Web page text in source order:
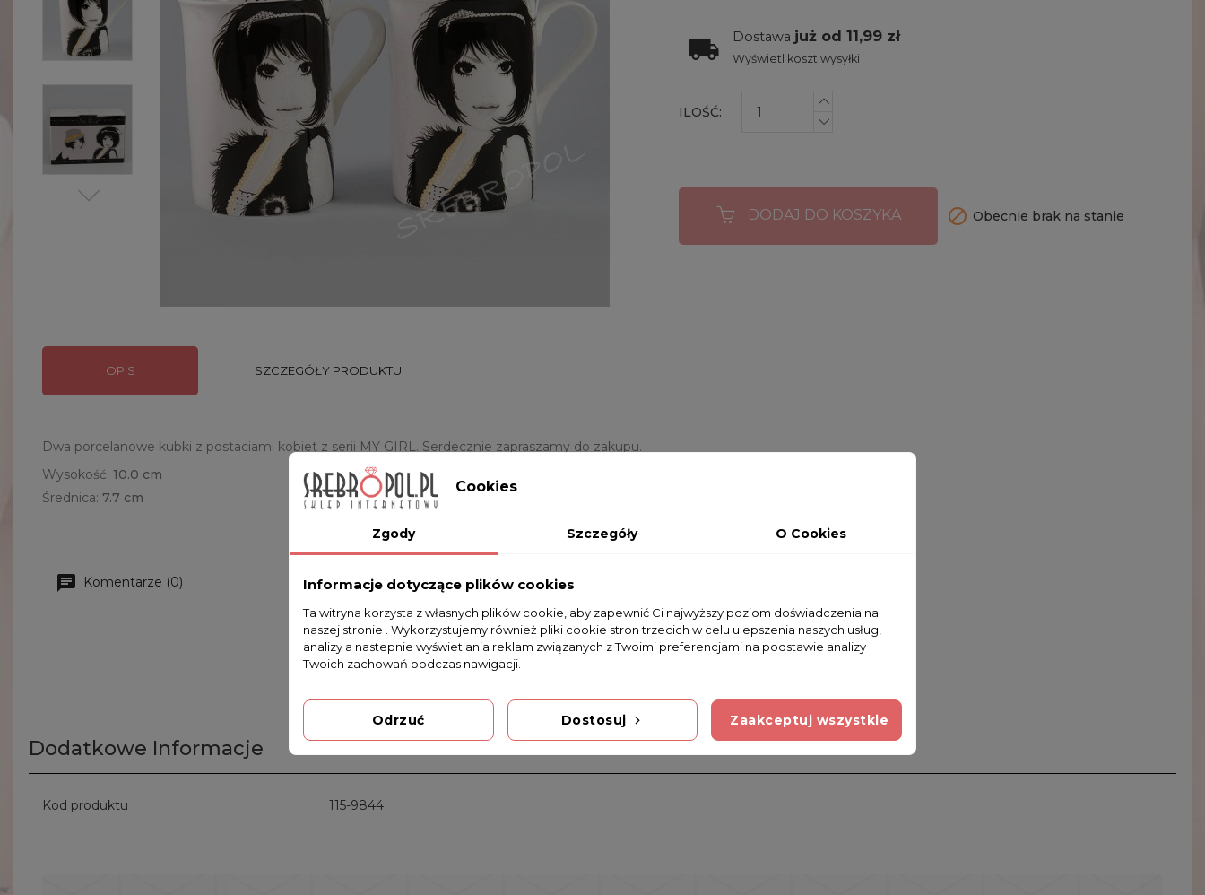
Dostawa już od 11,99 zł
Wyświetl koszt wysyłki
ILOŚĆ:
DODAJ DO KOSZYKA  Obecnie brak na stanie
OPIS SZCZEGÓŁY PRODUKTU
Dwa porcelanowe kubki z postaciami kobiet z serii MY GIRL. Serdecznie zapraszamy do zakupu.
Wysokość: 10.0 cm
Średnica: 7.7 cm
Komentarze (0)
Na razie nie dodano żadnej recenzji.
Dodatkowe Informacje
Kod produktu 115-9844
Cookies
Zgody Szczegóły O Cookies
Informacje dotyczące plików cookies
Ta witryna korzysta z własnych plików cookie, aby zapewnić Ci najwyższy poziom doświadczenia na
naszej stronie . Wykorzystujemy również pliki cookie stron trzecich w celu ulepszenia naszych usług,
analizy a nastepnie wyświetlania reklam związanych z Twoimi preferencjami na podstawie analizy
Twoich zachowań podczas nawigacji.
Odrzuć Dostosuj Zaakceptuj wszystkie